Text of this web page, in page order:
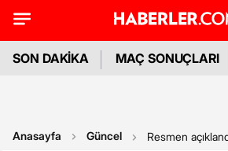
SON DAKİKA MAÇ SONUÇLARI
Anasayfa Güncel Resmen